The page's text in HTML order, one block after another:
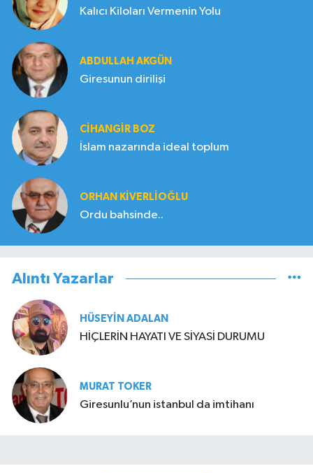
Kalıcı Kiloları Vermenin Yolu
ABDULLAH AKGÜN
Giresunun dirilişi
CIHANGIR BOZ
İslam nazarında ideal toplum
ORHAN KIVERLIOĞLU
Ordu bahsinde..
Alıntı Yazarlar
HÜSEYIN ADALAN
HİÇLERİN HAYATI VE SİYASİ DURUMU
MURAT TOKER
Giresunlu’nun istanbul da imtihanı